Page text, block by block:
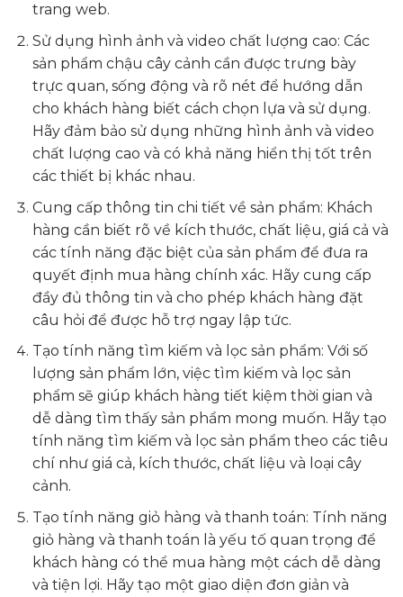
trang web.
Sử dụng hình ảnh và video chất lượng cao: Các
sản phẩm chậu cây cảnh cần được trưng bày
trực quan, sống động và rõ nét để hướng dẫn
cho khách hàng biết cách chọn lựa và sử dụng.
Hãy đảm bảo sử dụng những hình ảnh và video
chất lượng cao và có khả năng hiển thị tốt trên
các thiết bị khác nhau.
Cung cấp thông tin chi tiết về sản phẩm: Khách
hàng cần biết rõ về kích thước, chất liệu, giá cả và
các tính năng đặc biệt của sản phẩm để đưa ra
quyết định mua hàng chính xác. Hãy cung cấp
đầy đủ thông tin và cho phép khách hàng đặt
câu hỏi để được hỗ trợ ngay lập tức.
Tạo tính năng tìm kiếm và lọc sản phẩm: Với số
lượng sản phẩm lớn, việc tìm kiếm và lọc sản
phẩm sẽ giúp khách hàng tiết kiệm thời gian và
dễ dàng tìm thấy sản phẩm mong muốn. Hãy tạo
tính năng tìm kiếm và lọc sản phẩm theo các tiêu
chí như giá cả, kích thước, chất liệu và loại cây
cảnh.
Tạo tính năng giỏ hàng và thanh toán: Tính năng
giỏ hàng và thanh toán là yếu tố quan trọng để
khách hàng có thể mua hàng một cách dễ dàng
và tiện lợi. Hãy tạo một giao diện đơn giản và